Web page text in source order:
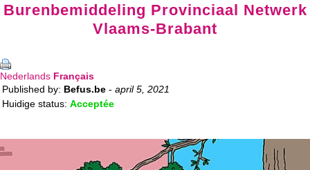
Burenbemiddeling Provinciaal Netwerk
Vlaams-Brabant
Nederlands Français
Published by: Befus.be - april 5, 2021
Huidige status: Acceptée